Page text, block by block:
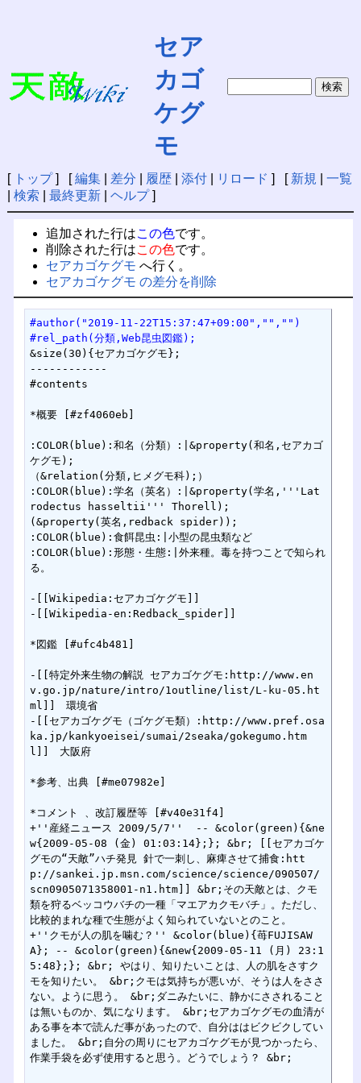
セア
カゴ
ケグ
モ
[ トップ] [編集| 差分 履歴| 添付| リロード ] [ 新規
一覧
検索 最終更新| ヘルプ]
追加された行はこの色です。
削除された行はこの色です。
セアカゴケグモ へ行く。
セアカゴケグモ の差分を削除
#author("2019-11-22T15:37:47+09:00","","")
#rel_path(分類,Web昆虫図鑑);
&size(30){セアカゴケグモ};
------------
#contents
*概要 [#zf4060eb]
:COLOR(blue):和名（分類）:|&property(和名,セアカゴ
ケグモ);
（&relation(分類,ヒメグモ科);）
:COLOR(blue):学名（英名）:|&property(学名,'''Lat
rodectus hasseltii''' Thorell);
(&property(英名,redback spider));
:COLOR(blue):食餌昆虫:|小型の昆虫類など
:COLOR(blue):形態・生態:|外来種。毒を持つことで知られ
る。
-[[Wikipedia:セアカゴケグモ]]
-[[Wikipedia-en:Redback_spider]]
*図鑑 [#ufc4b481]
-[[特定外来生物の解説 セアカゴケグモ:http://www.en
v.go.jp/nature/intro/1outline/list/L-ku-05.ht
ml]]　環境省
-[[セアカゴケグモ（ゴケグモ類）:http://www.pref.osa
ka.jp/kankyoeisei/sumai/2seaka/gokegumo.htm
l]]　大阪府
*参考、出典 [#me07982e]
*コメント 、改訂履歴等 [#v40e31f4]
+''産経ニュース 2009/5/7''  -- &color(green){&ne
w{2009-05-08 (金) 01:03:14};}; &br; [[セアカゴケ
グモの“天敵”ハチ発見 針で一刺し、麻痺させて捕食:htt
p://sankei.jp.msn.com/science/science/090507/
scn0905071358001-n1.htm]] &br;その天敵とは、クモ
類を狩るベッコウバチの一種「マエアカクモバチ」。ただし、
比較的まれな種で生態がよく知られていないとのこと。
+''クモが人の肌を噛む？'' &color(blue){苺FUJISAW
A}; -- &color(green){&new{2009-05-11 (月) 23:1
5:48};}; &br; やはり、知りたいことは、人の肌をさすク
モを知りたい。 &br;クモは気持ちが悪いが、そうは人をささ
ない。ように思う。 &br;ダニみたいに、静かにさされること
は無いものか、気になります。 &br;セアカゴケグモの血清が
ある事を本で読んだ事があったので、自分ははビクビクしてい
ました。 &br;自分の周りにセアカゴケグモが見つかったら、
作業手袋を必ず使用すると思う。どうでしょう？ &br;